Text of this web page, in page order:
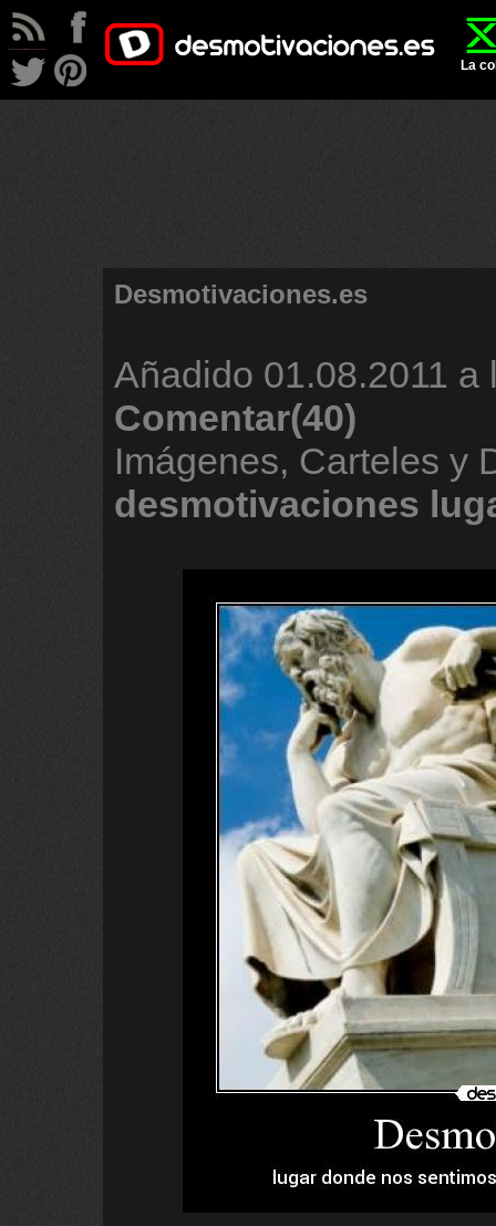
La
Desmotivaciones.es
Añadido 01.08.2011 a
Comentar(40)
Imágenes, Carteles y
desmotivaciones